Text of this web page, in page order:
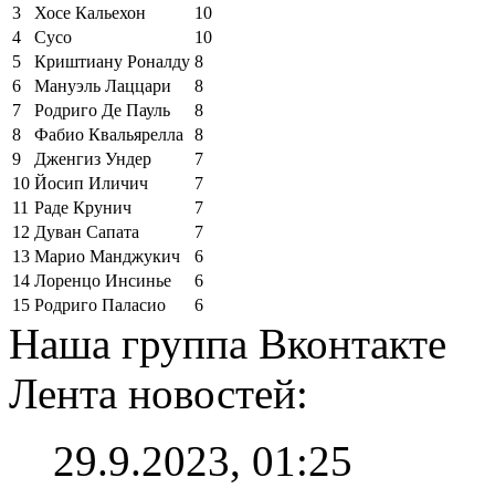
3
Хосе Кальехон
10
4
Сусо
10
5
Криштиану Роналду 8
6
Мануэль Лаццари
8
7
Родриго Де Пауль
8
8
Фабио Квальярелла
8
9
Дженгиз Ундер
7
10 Йосип Иличич
7
11 Раде Крунич
7
12 Дуван Сапата
7
13 Марио Манджукич
6
14 Лоренцо Инсинье
6
15 Родриго Паласио 6
Наша группа Вконтакте
Лента новостей:
29.9.2023, 01:25